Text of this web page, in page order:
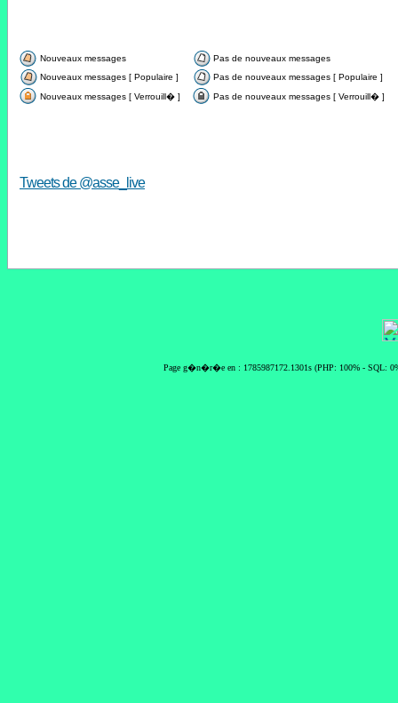
Nouveaux messages
Pas de nouveaux messages
Nouveaux messages [ Populaire ]
Pas de nouveaux messages [ Populaire ]
Nouveaux messages [ Verrouill� ]
Pas de nouveaux messages [ Verrouill� ]
Tweets de @asse_live
Page g�n�r�e en : 1785987172.1301s (PHP: 100% - SQL: